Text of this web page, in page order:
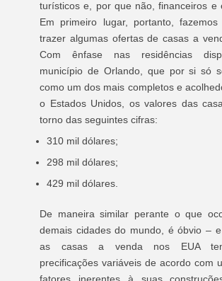
turísticos e, por que não, financeiros e
Em primeiro lugar, portanto,
trazer algumas ofertas de casas a
Com ênfase nas residências
município de Orlando, que por si só
como um dos mais completos e
o Estados Unidos, os valores das
torno das seguintes cifras:
310 mil dólares;
298 mil dólares;
429 mil dólares.
De maneira similar perante o que
demais cidades do mundo, é óbvio –
as casas a venda nos EUA
precificações variáveis de acordo com